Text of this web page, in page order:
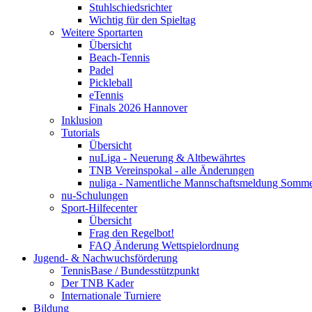
Stuhlschiedsrichter
Wichtig für den Spieltag
Weitere Sportarten
Übersicht
Beach-Tennis
Padel
Pickleball
eTennis
Finals 2026 Hannover
Inklusion
Tutorials
Übersicht
nuLiga - Neuerung & Altbewährtes
TNB Vereinspokal - alle Änderungen
nuliga - Namentliche Mannschaftsmeldung
nu-Schulungen
Sport-Hilfecenter
Übersicht
Frag den Regelbot!
FAQ Änderung Wettspielordnung
Jugend- & Nachwuchsförderung
TennisBase / Bundesstützpunkt
Der TNB Kader
Internationale Turniere
Bildung